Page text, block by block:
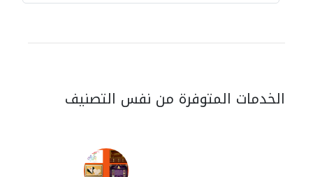
الخدمات المتوفرة من نفس التصنيف